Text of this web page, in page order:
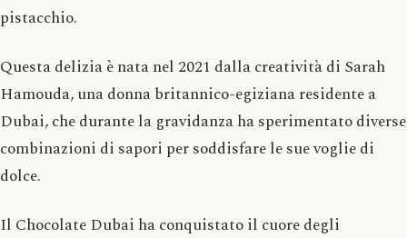
pistacchio.
Questa delizia è nata nel 2021 dalla creatività di Sarah
Hamouda, una donna britannico-egiziana residente a
Dubai, che durante la gravidanza ha sperimentato diverse
combinazioni di sapori per soddisfare le sue voglie di
dolce.
Il Chocolate Dubai ha conquistato il cuore degli